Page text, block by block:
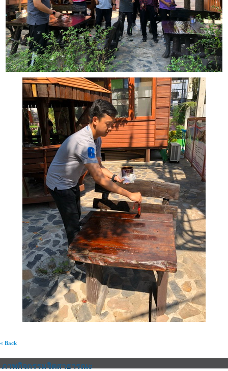
« Back
ภาพกิจกรรมจิตสาธารณะ